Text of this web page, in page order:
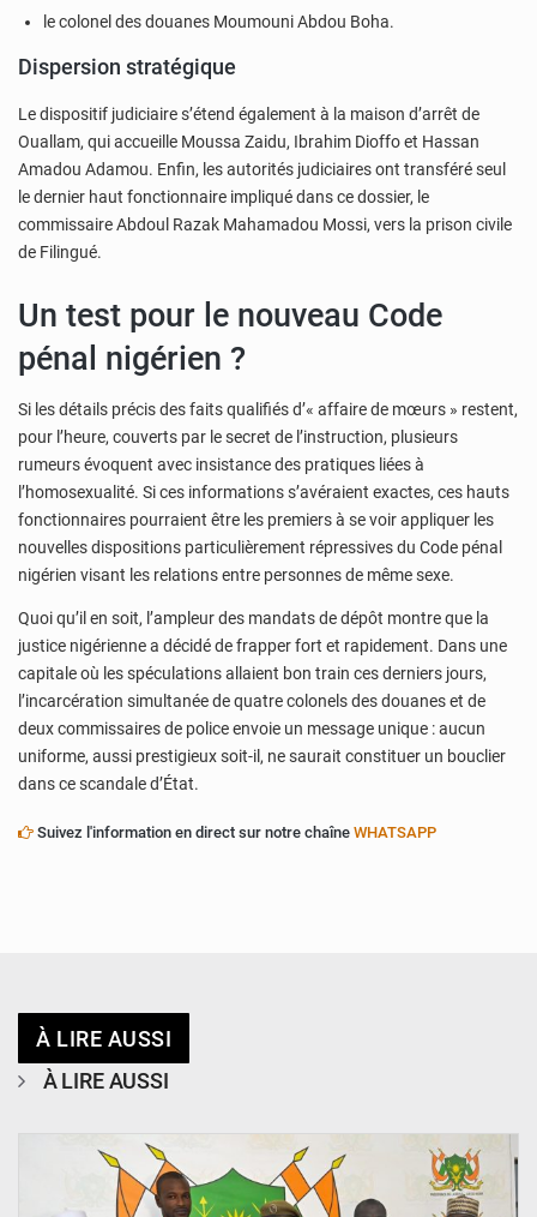
le colonel des douanes Moumouni Abdou Boha.
Dispersion stratégique
Le dispositif judiciaire s’étend également à la maison d’arrêt de
Ouallam, qui accueille Moussa Zaidu, Ibrahim Dioffo et Hassan
Amadou Adamou. Enfin, les autorités judiciaires ont transféré seul
le dernier haut fonctionnaire impliqué dans ce dossier, le
commissaire Abdoul Razak Mahamadou Mossi, vers la prison civile
de Filingué.
Un test pour le nouveau Code
pénal nigérien ?
Si les détails précis des faits qualifiés d’« affaire de mœurs » restent,
pour l’heure, couverts par le secret de l’instruction, plusieurs
rumeurs évoquent avec insistance des pratiques liées à
l’homosexualité. Si ces informations s’avéraient exactes, ces hauts
fonctionnaires pourraient être les premiers à se voir appliquer les
nouvelles dispositions particulièrement répressives du Code pénal
nigérien visant les relations entre personnes de même sexe.
Quoi qu’il en soit, l’ampleur des mandats de dépôt montre que la
justice nigérienne a décidé de frapper fort et rapidement. Dans une
capitale où les spéculations allaient bon train ces derniers jours,
l’incarcération simultanée de quatre colonels des douanes et de
deux commissaires de police envoie un message unique : aucun
uniforme, aussi prestigieux soit-il, ne saurait constituer un bouclier
dans ce scandale d’État.
Suivez l'information en direct sur notre chaîne WHATSAPP
À LIRE AUSSI
À LIRE AUSSI